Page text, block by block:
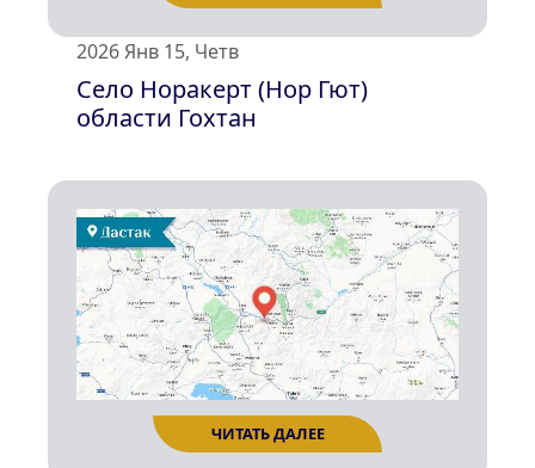
ЧИТАТЬ ДАЛЕЕ
2026 Янв 15, Четв
Село Норакерт (Нор Гют)
области Гохтан